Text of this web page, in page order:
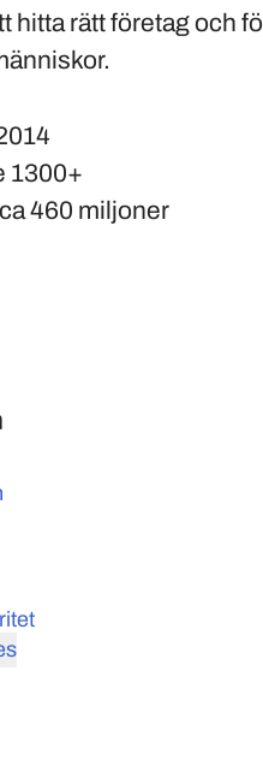
hitta rätt företag och
1300+
ca 460 miljoner